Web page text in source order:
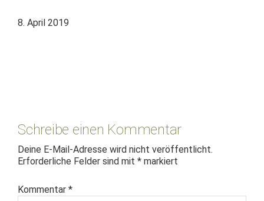
8. April 2019
Interaktionen
Schreibe einen Kommentar
Deine E-Mail-Adresse wird nicht veröffentlicht.
Erforderliche Felder sind mit * markiert
Kommentar *